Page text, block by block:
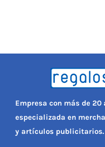
Empresa con más de 20
especializada en
y artículos publicitarios.